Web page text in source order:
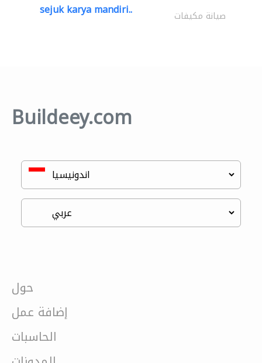
sejuk karya mandiri.. صيانة مكيفات
Buildeey.com
حول
إضافة عمل
الحاسبات